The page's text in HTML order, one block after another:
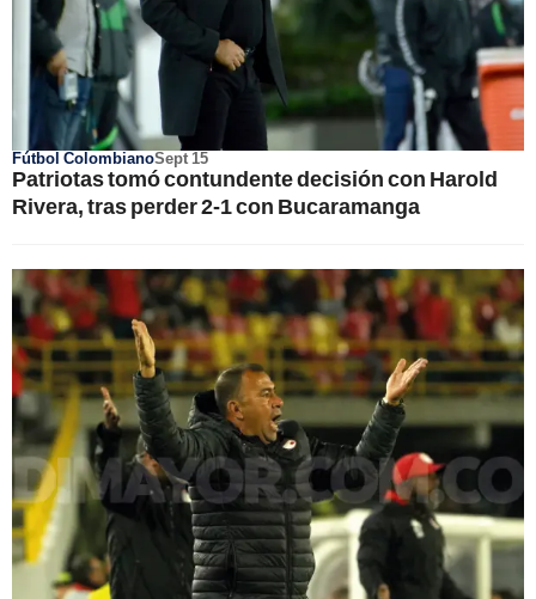
Fútbol ColombianoSept 15
Patriotas tomó contundente decisión con Harold
Rivera, tras perder 2-1 con Bucaramanga